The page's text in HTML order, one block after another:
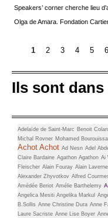
Speakers’ corner cherche lieu
Olga de Amara. Fondation
1 2 3 4 5 6
Ils sont dans
Adelaïde de Saint-Marc Benoit
Michal Rovner Mohamed Bourouissa
Achot Achot Ad Nesn Adel
Claire Bardaine Agathon Agathon Ai
Fleischer Alain Fouray Alain Laverne
Alexander Zhyvotkov Alfred
Amédée Beriot Amélie Barthelemy
Angelica Mesiti Angelika Markul
B.Sollis Anne Christine Dura Anne
Laure Sacriste Anne Lise Boyer